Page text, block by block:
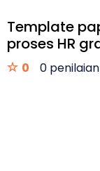
Template
proses HR
0 0 penilaian